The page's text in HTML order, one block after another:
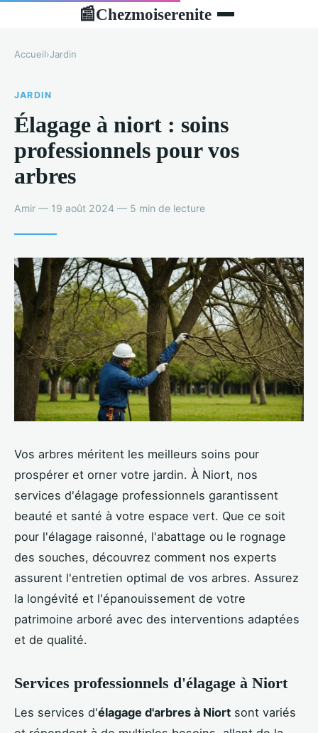
📰Chezmoiserenite
Accueil›Jardin
JARDIN
Élagage à niort : soins
professionnels pour vos
arbres
Amir — 19 août 2024 — 5 min de lecture
Vos arbres méritent les meilleurs soins pour
prospérer et orner votre jardin. À Niort, nos
services d'élagage professionnels garantissent
beauté et santé à votre espace vert. Que ce soit
pour l'élagage raisonné, l'abattage ou le rognage
des souches, découvrez comment nos experts
assurent l'entretien optimal de vos arbres. Assurez
la longévité et l'épanouissement de votre
patrimoine arboré avec des interventions adaptées
et de qualité.
Services professionnels d'élagage à Niort
Les services d'élagage d'arbres à Niort sont variés